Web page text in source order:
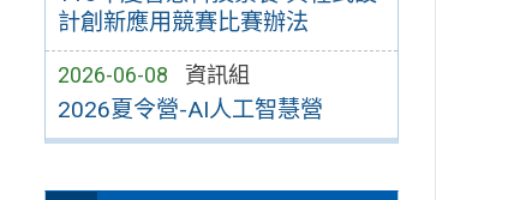
計創新應用競賽比賽辦法
2026-06-08 資訊組
2026夏令營-AI人工智慧營